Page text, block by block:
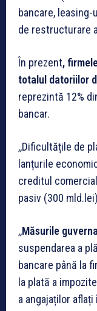
bancare, leasing-
de restructurare
În prezent,
totalul datoriilor
reprezintă 12%
bancar.
,,Dificultățile de
lanțurile
creditul
pasiv (300
,,Măsurile
suspendarea a
bancare până la
la plată a
a angajaților